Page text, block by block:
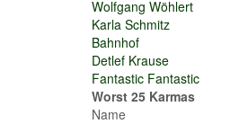
Wolfgang Wöhlert
Karla Schmitz
Bahnhof
Detlef Krause
Fantastic Fantastic
Worst 25 Karmas
Name